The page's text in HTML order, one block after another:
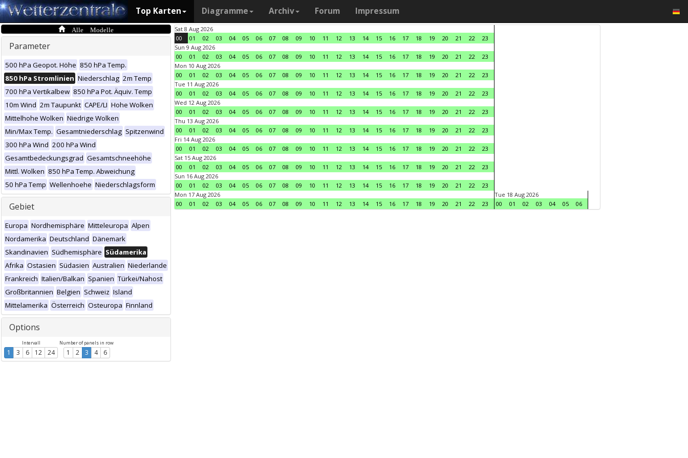
Top Karten Diagramme Archiv Forum Impressum
Alle Modelle
Parameter
500 hPa Geopot. Höhe 850 hPa Temp.
850 hPa Stromlinien Niederschlag 2m Temp
700 hPa Vertikalbew 850 hPa Pot. Äquiv. Temp
10m Wind 2m Taupunkt CAPE/LI Hohe Wolken
Mittelhohe Wolken Niedrige Wolken
Min/Max Temp. Gesamtniederschlag Spitzenwind
300 hPa Wind 200 hPa Wind
Gesamtbedeckungsgrad Gesamtschneehöhe
Mittl. Wolken 850 hPa Temp. Abweichung
50 hPa Temp Wellenhoehe Niederschlagsform
Gebiet
Europa Nordhemisphäre Mitteleuropa Alpen
Nordamerika Deutschland Dänemark
Skandinavien Südhemisphäre Südamerika
Afrika Ostasien Südasien Australien Niederlande
Frankreich Italien/Balkan Spanien Türkei/Nahost
Großbritannien Belgien Schweiz Island
Mittelamerika Österreich Osteuropa Finnland
Options
Intervall
1 3 6 12 24
Number of panels in row
1 2 3 4 6
Sat 8 Aug 2026
00
01 02 03 04 05 06 07 08 09 10 11 12 13 14 15 16 17 18 19 20 21 22
23
Sun 9 Aug 2026
00
01 02 03 04 05 06 07 08 09 10 11 12 13 14 15 16 17 18 19 20 21 22
23
Mon 10 Aug 2026
00
01 02 03 04 05 06 07 08 09 10 11 12 13 14 15 16 17 18 19 20 21 22
23
Tue 11 Aug 2026
00
01 02 03 04 05 06 07 08 09 10 11 12 13 14 15 16 17 18 19 20 21 22
23
Wed 12 Aug 2026
00
01 02 03 04 05 06 07 08 09 10 11 12 13 14 15 16 17 18 19 20 21 22
23
Thu 13 Aug 2026
00
01 02 03 04 05 06 07 08 09 10 11 12 13 14 15 16 17 18 19 20 21 22
23
Fri 14 Aug 2026
00
01 02 03 04 05 06 07 08 09 10 11 12 13 14 15 16 17 18 19 20 21 22
23
Sat 15 Aug 2026
00
01 02 03 04 05 06 07 08 09 10 11 12 13 14 15 16 17 18 19 20 21 22
23
Sun 16 Aug 2026
00
01 02 03 04 05 06 07 08 09 10 11 12 13 14 15 16 17 18 19 20 21 22
23
Mon 17 Aug 2026
00
01 02 03 04 05 06 07 08 09 10 11 12 13 14 15 16 17 18 19 20 21 22 23
Tue 18 Aug 2026
00
01 02 03 04 05 06